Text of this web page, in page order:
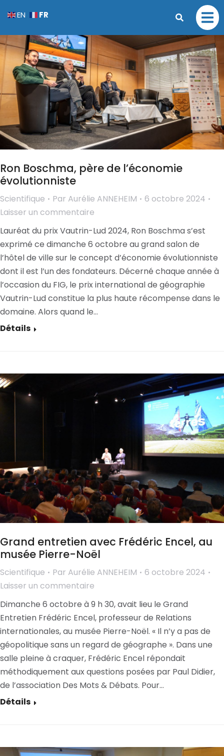
Ron Boschma, père de l’économie
évolutionniste
Scientifique Par Aurélie ANNEHEIM
6 octobre 2024
Laisser un commentaire
Lauréat du prix Vautrin-Lud 2024, Ron Boschma s’est
exprimé ce dimanche 6 octobre au grand salon de
l’hôtel de ville sur le concept d’économie évolutionniste
dont il est l’un des fondateurs. Décerné chaque année à
l’occasion du FIG, le prix international de géographie
Vautrin-Lud constitue la plus haute récompense dans le
domaine. Alors quand le…
Détails
Grand entretien avec Frédéric Encel, au
musée Pierre-Noël
Scientifique Par Aurélie ANNEHEIM
6 octobre 2024
Laisser un commentaire
Dimanche 6 octobre à 9 h 30, avait lieu le Grand
Entretien Frédéric Encel, professeur de Relations
internationales, au musée Pierre-Noël. « Il n’y a pas de
géopolitique sans un regard de géographe ». Dans une
salle pleine à craquer, Frédéric Encel répondait
méthodiquement aux questions posées par Paul Didier,
de l’association Des Mots & Débats. Pour…
Détails
EN FR